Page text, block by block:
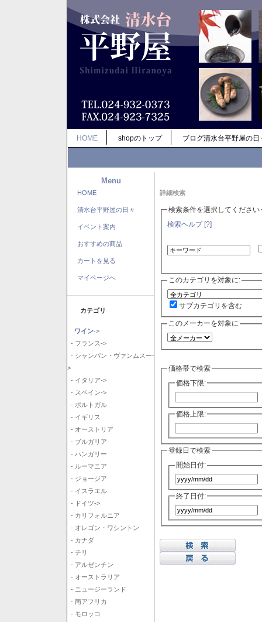
HOME shopのトップ ブログ清水台平野屋の日
Menu
HOME
清水台平野屋の日々
イベント案内
おすすめの商品
カートを見る
マイページへ
カテゴリ
ワイン->
- フランス->
- シャンパン・ヴァンムスー-
>
- イタリア->
- スペイン->
- ポルトガル
- イギリス
- オーストリア
- ブルガリア
- ハンガリー
- ルーマニア
- ジョージア
- イスラエル
- ドイツ->
- カリフォルニア
- オレゴン・ワシントン
- カナダ
- チリ
- アルゼンチン
- オーストラリア
- ニュージーランド
- 南アフリカ
- モロッコ
詳細検索
検索条件を選択してください
検索ヘルプ [?]
このカテゴリを対象に:
サブカテゴリを含む
このメーカーを対象に
価格帯で検索
価格下限:
価格上限:
登録日で検索
開始日付:
終了日付: